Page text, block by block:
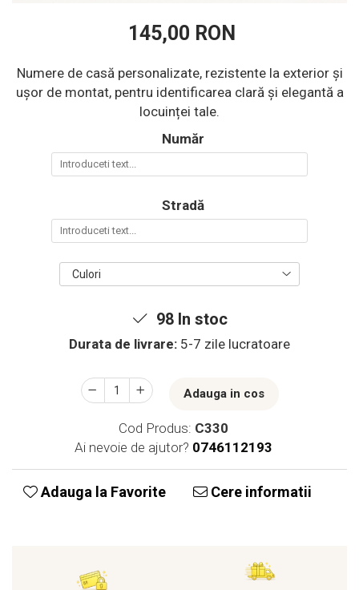
145,00 RON
Numere de casă personalizate, rezistente la exterior și
ușor de montat, pentru identificarea clară și elegantă a
locuinței tale.
Număr
Stradă
Culori
98In stoc
Durata de livrare: 5-7 zile lucratoare
Adauga in cos
Cod Produs: C330
Ai nevoie de ajutor? 0746112193
Adauga la Favorite Cere informatii